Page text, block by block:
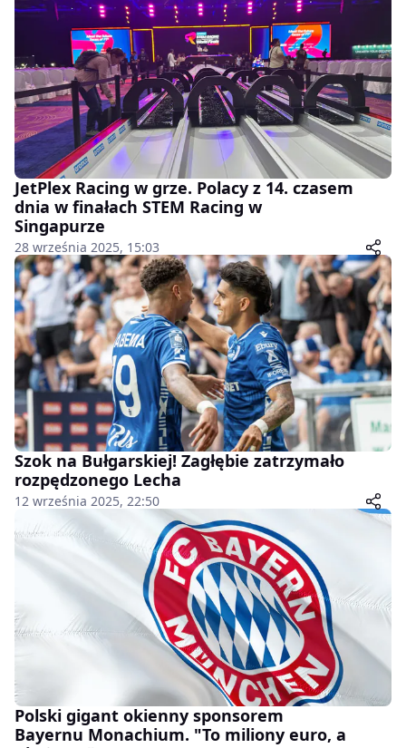
JetPlex Racing w grze. Polacy z 14. czasem
dnia w finałach STEM Racing w
Singapurze
28 września 2025, 15:03
Szok na Bułgarskiej! Zagłębie zatrzymało
rozpędzonego Lecha
12 września 2025, 22:50
Polski gigant okienny sponsorem
Bayernu Monachium. "To miliony euro, a